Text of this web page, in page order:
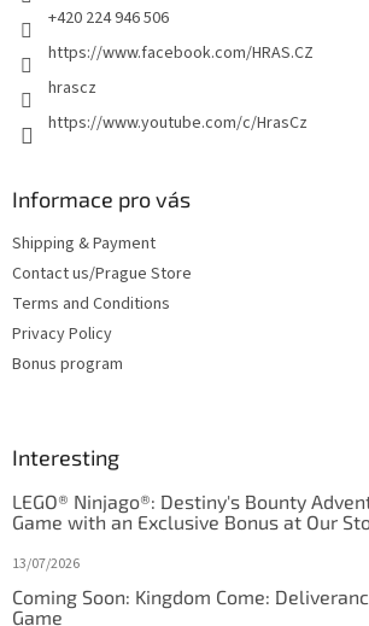
s
+420 224 946 506
https://www.facebook.com/HRAS.CZ
hrascz
https://www.youtube.com/c/HrasCz
Informace pro vás
Shipping & Payment
Contact us/Prague Store
Terms and Conditions
Privacy Policy
Bonus program
Interesting
LEGO® Ninjago®: Destiny's Bounty
Game with an Exclusive Bonus at Our
13/07/2026
Coming Soon: Kingdom Come:
Game